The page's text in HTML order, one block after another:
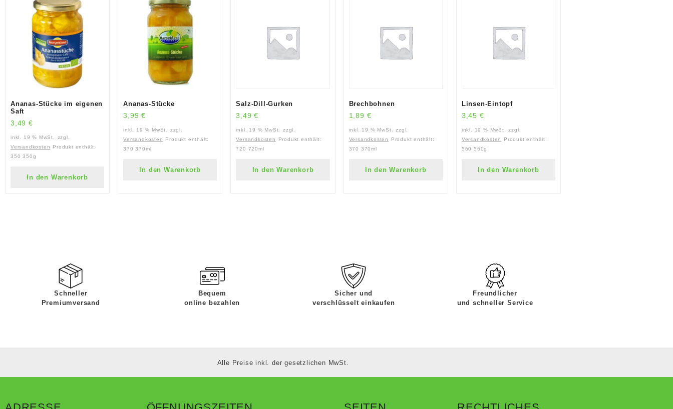
Ananas-Stücke im eigenen
Saft
3,49 €
inkl. 19 % MwSt.
zzgl.
Versandkosten
Produkt enthält:
350350g
In den Warenkorb
Ananas-Stücke
3,99€
inkl. 19 % MwSt.
zzgl.
Versandkosten
Produkt enthält:
370370ml
In den Warenkorb
Salz-Dill-Gurken
3,49€
inkl. 19 % MwSt.
zzgl.
Versandkosten
Produkt enthält:
720 720ml
In den Warenkorb
Brechbohnen
1,89 €
inkl. 19 % MwSt.
zzgl.
Versandkosten
Produkt enthält:
370 370ml
In den Warenkorb
Linsen-Eintopf
3,45 €
inkl. 19 % MwSt.
zzgl.
Versandkosten
Produkt enthält:
560 560g
In den Warenkorb
Schneller
Premiumversand
Bequem
online bezahlen
Sicher und
verschlüsselt einkaufen
Freundlicher
und schneller Service
Alle Preise inkl. der gesetzlichen MwSt.